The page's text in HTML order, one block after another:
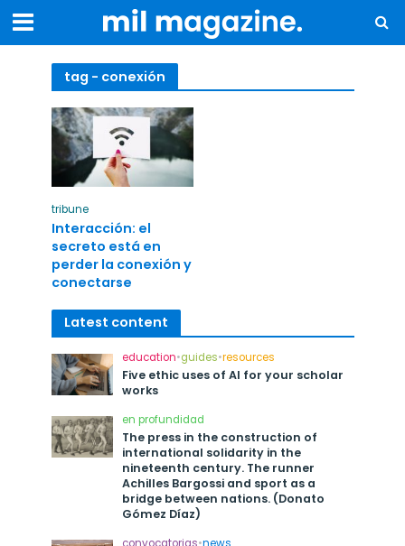
tag - conexión
tribune
Interacción: el
secreto está en
perder la conexión y
conectarse
Latest content
education•guides•resources
Five ethic uses of AI for your scholar
works
en profundidad
The press in the construction of
international solidarity in the
nineteenth century. The runner
Achilles Bargossi and sport as a
bridge between nations. (Donato
Gómez Díaz)